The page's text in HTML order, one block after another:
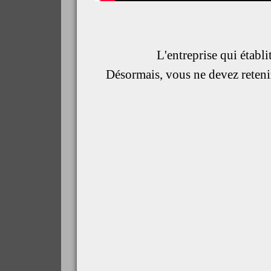
L'entreprise qui
Désormais, vous ne devez